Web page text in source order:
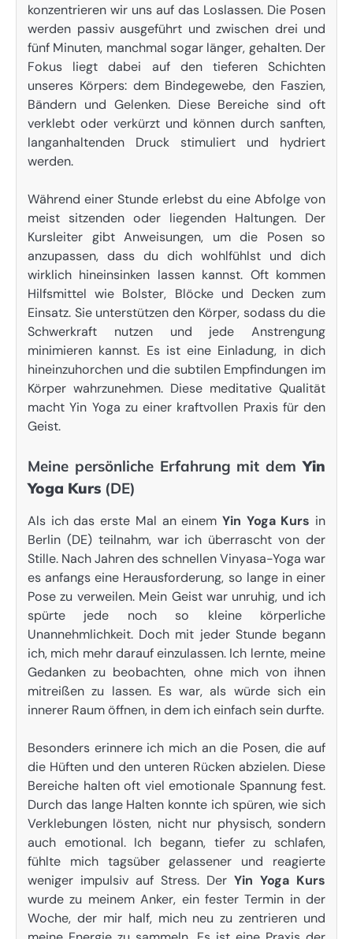
konzentrieren wir uns auf das Loslassen. Die Posen
werden passiv ausgeführt und zwischen drei und
fünf Minuten, manchmal sogar länger, gehalten. Der
Fokus liegt dabei auf den tieferen Schichten
unseres Körpers: dem Bindegewebe, den Faszien,
Bändern und Gelenken. Diese Bereiche sind oft
verklebt oder verkürzt und können durch sanften,
langanhaltenden Druck stimuliert und hydriert
werden.
Während einer Stunde erlebst du eine Abfolge von
meist sitzenden oder liegenden Haltungen. Der
Kursleiter gibt Anweisungen, um die Posen so
anzupassen, dass du dich wohlfühlst und dich
wirklich hineinsinken lassen kannst. Oft kommen
Hilfsmittel wie Bolster, Blöcke und Decken zum
Einsatz. Sie unterstützen den Körper, sodass du die
Schwerkraft nutzen und jede Anstrengung
minimieren kannst. Es ist eine Einladung, in dich
hineinzuhorchen und die subtilen Empfindungen im
Körper wahrzunehmen. Diese meditative Qualität
macht Yin Yoga zu einer kraftvollen Praxis für den
Geist.
Meine persönliche Erfahrung mit demYin
Yoga Kurs (DE)
Als ich das erste Mal an einem Yin Yoga Kurs in
Berlin (DE) teilnahm, war ich überrascht von der
Stille. Nach Jahren des schnellen Vinyasa-Yoga war
es anfangs eine Herausforderung, so lange in einer
Pose zu verweilen. Mein Geist war unruhig, und ich
spürte jede noch so kleine körperliche
Unannehmlichkeit. Doch mit jeder Stunde begann
ich, mich mehr darauf einzulassen. Ich lernte, meine
Gedanken zu beobachten, ohne mich von ihnen
mitreißen zu lassen. Es war, als würde sich ein
innerer Raum öffnen, in dem ich einfach sein durfte.
Besonders erinnere ich mich an die Posen, die auf
die Hüften und den unteren Rücken abzielen. Diese
Bereiche halten oft viel emotionale Spannung fest.
Durch das lange Halten konnte ich spüren, wie sich
Verklebungen lösten, nicht nur physisch, sondern
auch emotional. Ich begann, tiefer zu schlafen,
fühlte mich tagsüber gelassener und reagierte
weniger impulsiv auf Stress. Der Yin Yoga Kurs
wurde zu meinem Anker, ein fester Termin in der
Woche, der mir half, mich neu zu zentrieren und